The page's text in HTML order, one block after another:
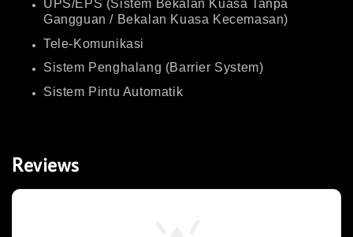
UPS/EPS (Sistem Bekalan Kuasa Tanpa
Gangguan / Bekalan Kuasa Kecemasan)
Tele-Komunikasi
Sistem Penghalang (Barrier System)
Sistem Pintu Automatik
Reviews